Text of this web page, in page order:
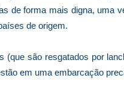
de forma mais digna, uma
de origem.
(que são resgatados por
em uma embarcação